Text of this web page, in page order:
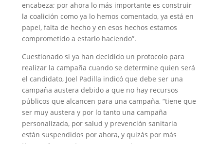
encabeza; por ahora lo más importante es construir
la coalición como ya lo hemos comentado, ya está en
papel, falta de hecho y en esos hechos estamos
comprometido a estarlo haciendo”.
Cuestionado si ya han decidido un protocolo para
realizar la campaña cuando se determine quien será
el candidato, Joel Padilla indicó que debe ser una
campaña austera debido a que no hay recursos
públicos que alcancen para una campaña, “tiene que
ser muy austera y por lo tanto una campaña
personalizada, por salud y prevención sanitaria
están suspendidos por ahora, y quizás por más